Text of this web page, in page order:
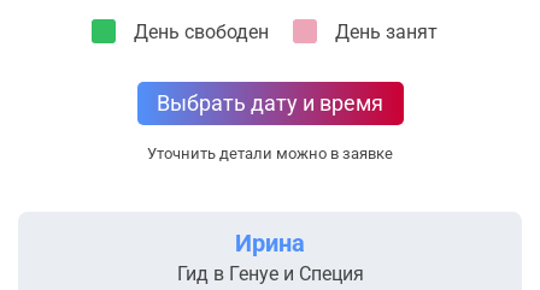
День свободен День занят
Выбрать дату и время
Уточнить детали можно в заявке
Ирина
Гид в Генуе и Специя